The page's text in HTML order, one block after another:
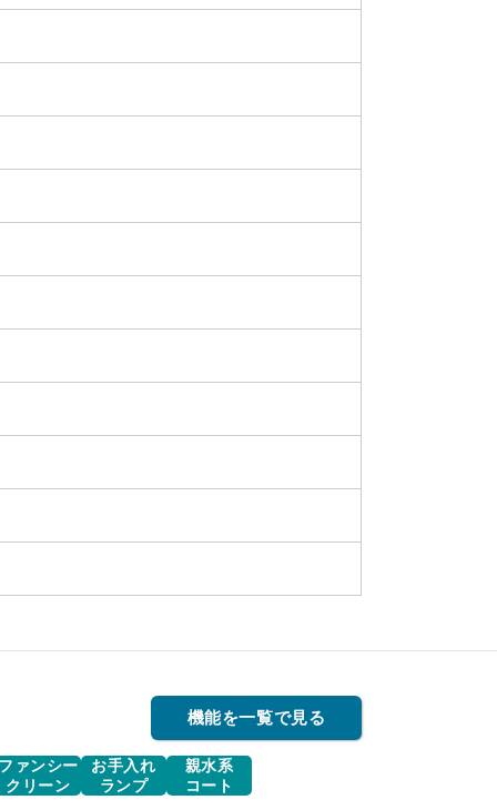
機能を一覧で見る
ァンシー
クリーン
お手入れ
ランプ
親水系
コート